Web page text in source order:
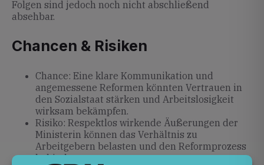
Folgen sind jedoch noch nicht abschließend
absehbar.
Chancen & Risiken
Chance: Eine klare Kommunikation und
angemessene Reformen könnten Vertrauen in
den Sozialstaat stärken und Arbeitslosigkeit
wirksam bekämpfen.
Risiko: Respektlos wirkende Äußerungen der
Ministerin können das Verhältnis zu
Arbeitgebern belasten und den Reformprozess
behindern.